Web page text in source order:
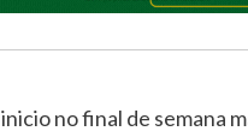
no final de semana